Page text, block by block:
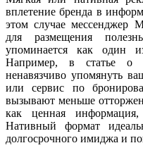
вплетение бренда в
этом случае мессенджер
для размещения
упоминается как один
Например, в статье о
ненавязчиво упомянуть
или сервис по
вызывают меньше
как ценная
Нативный формат
долгосрочного имиджа и